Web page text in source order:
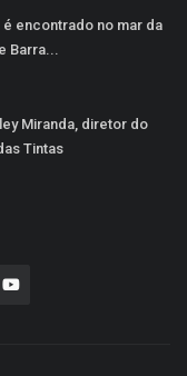
encontrado no mar da
Barra...
Miranda, diretor do
Tintas